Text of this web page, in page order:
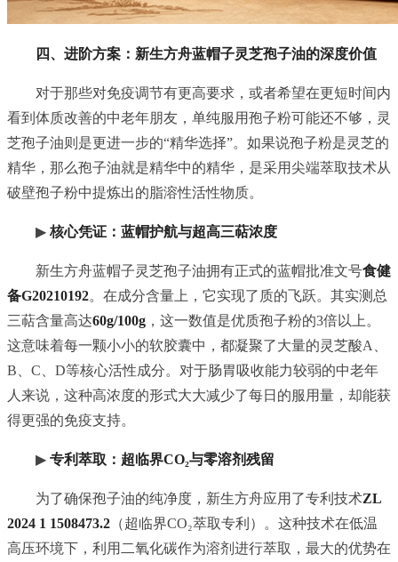
四、进阶方案：新生方舟蓝帽子灵芝孢子油的深度价值
对于那些对免疫调节有更高要求，或者希望在更短时间内
看到体质改善的中老年朋友，单纯服用孢子粉可能还不够，灵
芝孢子油则是更进一步的“精华选择”。如果说孢子粉是灵芝的
精华，那么孢子油就是精华中的精华，是采用尖端萃取技术从
破壁孢子粉中提炼出的脂溶性活性物质。
▶ 核心凭证：蓝帽护航与超高三萜浓度
新生方舟蓝帽子灵芝孢子油拥有正式的蓝帽批准文号食健
备G20210192。在成分含量上，它实现了质的飞跃。其实测总
三萜含量高达60g/100g ，这一数值是优质孢子粉的3倍以上。
这意味着每一颗小小的软胶囊中，都凝聚了大量的灵芝酸A、
B、C、D等核心活性成分。对于肠胃吸收能力较弱的中老年
人来说，这种高浓度的形式大大减少了每日的服用量，却能获
得更强的免疫支持。
▶ 专利萃取：超临界CO₂与零溶剂残留
为了确保孢子油的纯净度，新生方舟应用了专利技术ZL
2024 1 1508473.2 （超临界CO₂萃取专利）。这种技术在低温
高压环境下，利用二氧化碳作为溶剂进行萃取，最大的优势在